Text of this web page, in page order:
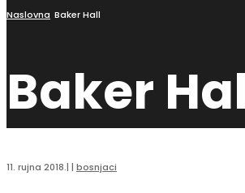
Naslovna Baker Hall
Baker
11. rujna 2018.| | bosnjaci